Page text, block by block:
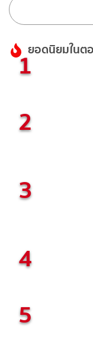
ยอดนิยมในต
1
2
3
4
5